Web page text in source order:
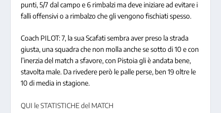
punti, 5/7 dal campo e 6 rimbalzi ma deve iniziare ad evitare i
falli offensivi o a rimbalzo che gli vengono fischiati spesso.
Coach PILOT: 7, la sua Scafati sembra aver preso la strada
giusta, una squadra che non molla anche se sotto di 10 e con
l’inerzia del match a sfavore, con Pistoia gli è andata bene,
stavolta male. Da rivedere però le palle perse, ben 19 oltre le
10 di media in stagione.
QUI le STATISTICHE del MATCH